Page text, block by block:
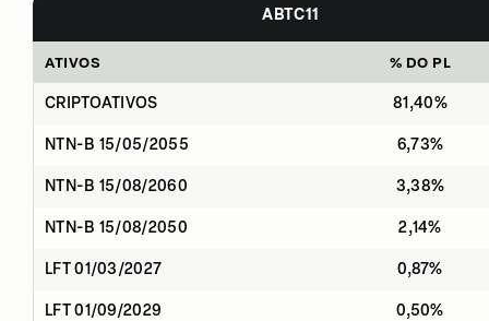
ABTC11
ATIVOS % DO PL
CRIPTOATIVOS 81,40%
NTN-B 15/05/2055 6,73%
NTN-B 15/08/2060 3,38%
NTN-B 15/08/2050 2,14%
LFT 01/03/2027 0,87%
LFT 01/09/2029 0,50%